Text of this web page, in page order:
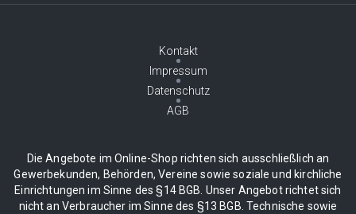
Kontakt
Impressum
Datenschutz
AGB
Die Angebote im Online-Shop richten sich ausschließlich an
Gewerbekunden, Behörden, Vereine sowie soziale und kirchliche
Einrichtungen im Sinne des §14 BGB. Unser Angebot richtet sich
nicht an Verbraucher im Sinne des §13 BGB. Technische sowie